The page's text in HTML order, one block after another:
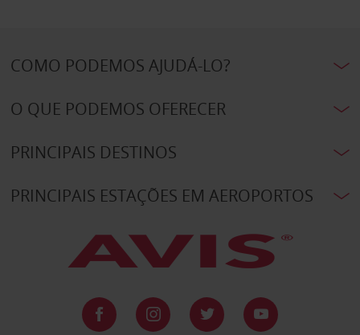
COMO PODEMOS AJUDÁ-LO?
O QUE PODEMOS OFERECER
PRINCIPAIS DESTINOS
PRINCIPAIS ESTAÇÕES EM AEROPORTOS